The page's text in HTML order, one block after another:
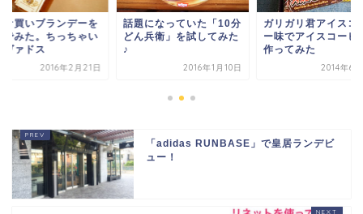
ケ買いブランデーを
でみた。ちっちゃい
ヴァドス
2016年2月21日
話題になっていた「10分
どん兵衛」を試してみた
♪
2016年1月10日
ガリガリ君アイスコ
ー味でアイスコーヒ
作ってみた
2014年6
「adidas RUNBASE」で皇居ランデビ
ュー！